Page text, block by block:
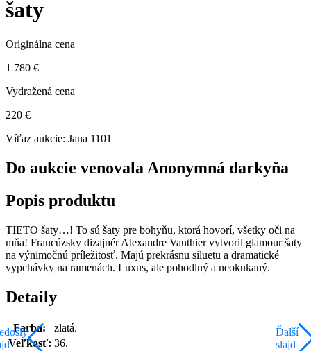
Ďalší
slajd
šaty
Originálna cena
1 780 €
Vydražená cena
220 €
Víťaz aukcie: Jana 1101
Do aukcie venovala Anonymná darkyňa
Popis produktu
TIETO šaty…! To sú šaty pre bohyňu, ktorá hovorí, všetky oči na
mňa! Francúzsky dizajnér Alexandre Vauthier vytvoril glamour šaty
na výnimočnú príležitosť. Majú prekrásnu siluetu a dramatické
vypchávky na ramenách. Luxus, ale pohodlný a neokukaný.
Detaily
Farba:
zlatá.
Veľkosť: 36.